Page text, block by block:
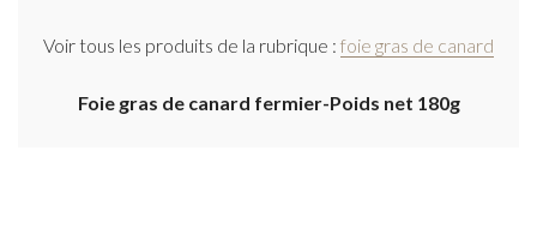
Voir tous les produits de la rubrique : foie gras de canard
Foie gras de canard fermier-Poids net 180g